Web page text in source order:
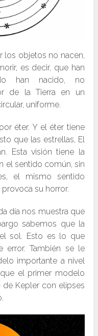
los objetos no nacen,
es decir, que han
han nacido, no
de la Tierra en un
uniforme.
éter. Y el éter tiene
que las estrellas, El
Esta visión tiene la
el sentido común, sin
el mismo sentido
su horror.
día nos muestra que
sabemos que la
sol. Esto es lo que
error. También se le
importante a nivel
el primer modelo
Kepler con elipses